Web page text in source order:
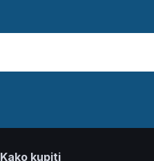
Kako kupiti